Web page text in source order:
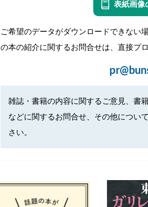
表紙画像
ご希望のデータがダウンロードできない
の本の紹介に関するお問合せは、直接プ
雑誌・書籍の内容に関するご意見、書
などに関するお問合せ、その他につい
さい。